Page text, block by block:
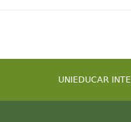
UNIEDUCAR